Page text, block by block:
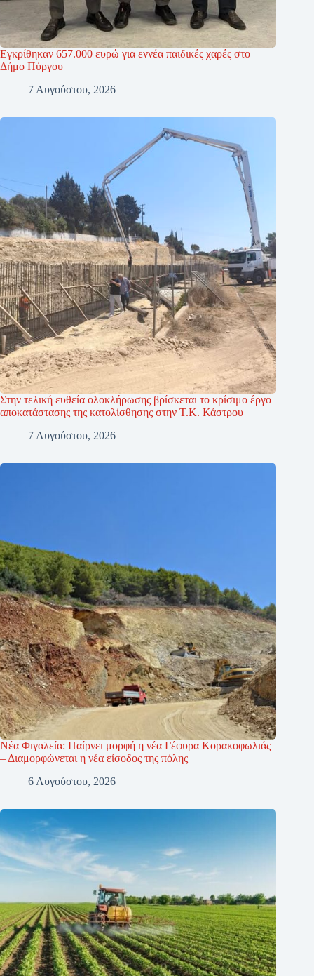
Εγκρίθηκαν 657.000 ευρώ για εννέα παιδικές χαρές στο
Δήμο Πύργου
7 Αυγούστου, 2026
Στην τελική ευθεία ολοκλήρωσης βρίσκεται το κρίσιμο έργο
αποκατάστασης της κατολίσθησης στην Τ.Κ. Κάστρου
7 Αυγούστου, 2026
Νέα Φιγαλεία: Παίρνει μορφή η νέα Γέφυρα Κορακοφωλιάς
– Διαμορφώνεται η νέα είσοδος της πόλης
6 Αυγούστου, 2026